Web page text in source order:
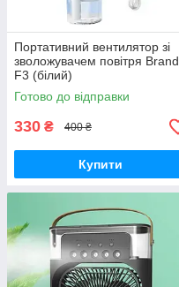
Портативний вентилятор зі
зволожувачем повітря Brand
F3 (білий)
Готово до відправки
330 ₴ 400 ₴
Купити